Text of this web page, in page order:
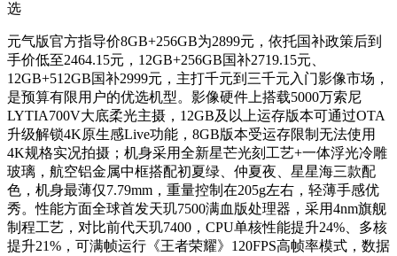
选
元气版官方指导价8GB+256GB为2899元，依托国补政策后到
手价低至2464.15元，12GB+256GB国补2719.15元、
12GB+512GB国补2999元，主打千元到三千元入门影像市场，
是预算有限用户的优选机型。影像硬件上搭载5000万索尼
LYTIA700V大底柔光主摄，12GB及以上运存版本可通过OTA
升级解锁4K原生感Live功能，8GB版本受运存限制无法使用
4K规格实况拍摄；机身采用全新星芒光刻工艺+一体浮光冷雕
玻璃，航空铝金属中框搭配初夏绿、仲夏夜、星星海三款配
色，机身最薄仅7.79mm，重量控制在205g左右，轻薄手感优
秀。性能方面全球首发天玑7500满血版处理器，采用4nm旗舰
制程工艺，对比前代天玑7400，CPU单核性能提升24%、多核
提升21%，可满帧运行《王者荣耀》120FPS高帧率模式，数据